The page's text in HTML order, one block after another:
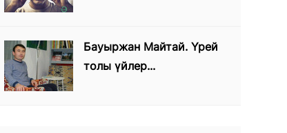
Бауыржан Майтай. Үрей
толы үйлер...